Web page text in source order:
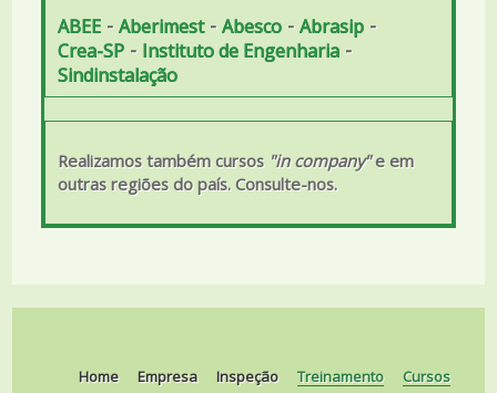
ABEE -Aberimest-Abesco -Abrasip -
Crea-SP - Instituto de Engenharia -
Sindinstalação
Realizamos também cursos "in company"e em
outras regiões do país. Consulte-nos.
Home Empresa Inspeção Treinamento
Cursos